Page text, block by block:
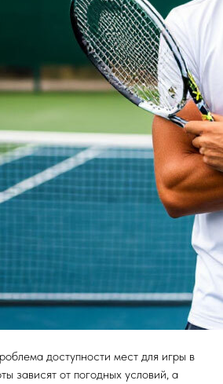
доступности мест для игры в
зависят от погодных условий, а